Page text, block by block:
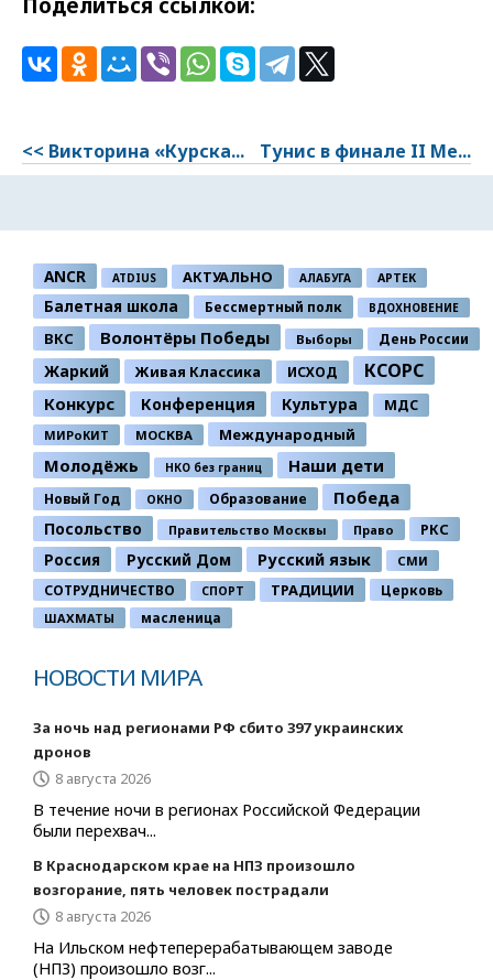
<< Викторина «Курска... Тунис в финале II Ме...
ANCR ATDIUS АКТУАЛЬНО АЛАБУГА АРТЕК
Балетная школа Бессмертный полк ВДОХНОВЕНИЕ
ВКС Волонтёры Победы Выборы День России
Жаркий Живая Классика ИСХОД КСОРС
Конкурс Конференция Культура МДС
МИРоКИТ МОСКВА Международный
Молодёжь НКО без границ Наши дети
Новый Год ОКНО Образование Победа
Посольство Правительство Москвы Право РКС
Россия Русский Дом Русский язык СМИ
СОТРУДНИЧЕСТВО СПОРТ ТРАДИЦИИ Церковь
ШАХМАТЫ масленица
НОВОСТИ МИРА
За ночь над регионами РФ сбито 397 украинских
дронов
8 августа 2026
В течение ночи в регионах Российской Федерации
были перехвач...
В Краснодарском крае на НПЗ произошло
возгорание, пять человек пострадали
8 августа 2026
На Ильском нефтеперерабатывающем заводе
(НПЗ) произошло возг...